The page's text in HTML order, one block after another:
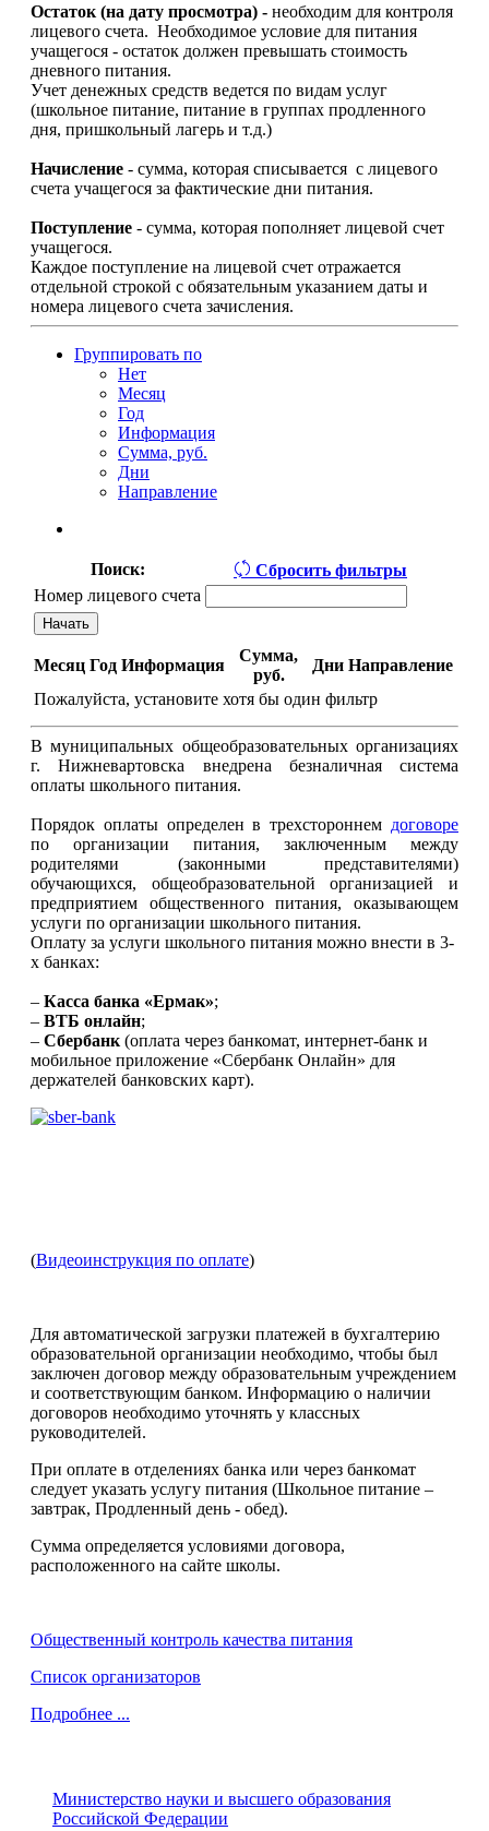
Остаток (на дату просмотра) - необходим для контроля
лицевого счета. Необходимое условие для питания
учащегося - остаток должен превышать стоимость
дневного питания.
Учет денежных средств ведется по видам услуг
(школьное питание, питание в группах продленного
дня, пришкольный лагерь и т.д.)
Начисление - сумма, которая списывается с лицевого
счета учащегося за фактические дни питания.
Поступление - сумма, которая пополняет лицевой счет
учащегося.
Каждое поступление на лицевой счет отражается
отдельной строкой с обязательным указанием даты и
номера лицевого счета зачисления.
Группировать по
Нет
Mecяц
Год
Информация
Сумма, руб.
Дни
Направление
Поиск:
Сбросить фильтры
Номер лицевого счета
Mecяц Год Информация
Сумма,
руб.
Дни Направление
Пожалуйста, установите хотя бы один фильтр
В муниципальных общеобразовательных организациях
г. Нижневартовска внедрена безналичная система
оплаты школьного питания.
Порядок оплаты определен в трехстороннем договоре
по организации питания, заключенным между
родителями (законными представителями)
обучающихся, общеобразовательной организацией и
предприятием общественного питания, оказывающем
услуги по организации школьного питания.
Оплату за услуги школьного питания можно внести в 3-
х банках:
– Касса банка «Ермак»;
– ВТБ онлайн;
– Сбербанк (оплата через банкомат, интернет-банк и
мобильное приложение «Сбербанк Онлайн» для
держателей банковских карт).
(Видеоинструкция по оплате)
Для автоматической загрузки платежей в бухгалтерию
образовательной организации необходимо, чтобы был
заключен договор между образовательным учреждением
и соответствующим банком. Информацию о наличии
договоров необходимо уточнять у классных
руководителей.
При оплате в отделениях банка или через банкомат
следует указать услугу питания (Школьное питание –
завтрак, Продленный день - обед).
Сумма определяется условиями договора,
расположенного на сайте школы.
Общественный контроль качества питания
Список организаторов
Подробнее ...
Министерство науки и высшего образования
Российской Федерации